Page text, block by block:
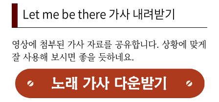
Let me be there 가사 내려받기
영상에 첨부된 가사 자료를 공유합니다. 상황에 맞게
잘 사용해 보시면 좋을 듯하네요.